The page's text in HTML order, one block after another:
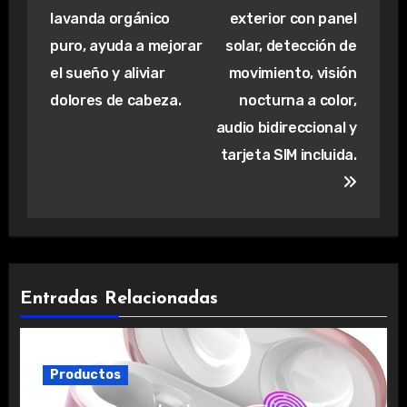
de
entradas
lavanda orgánico
puro, ayuda a mejorar
el sueño y aliviar
dolores de cabeza.
exterior con panel
solar, detección de
movimiento, visión
nocturna a color,
audio bidireccional y
tarjeta SIM incluida.
Entradas Relacionadas
Productos